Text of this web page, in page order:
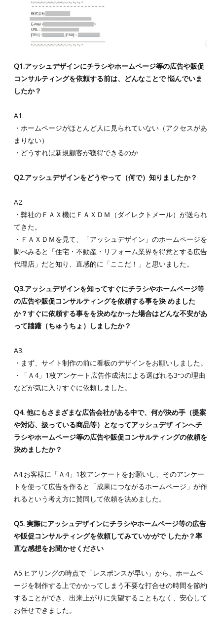
Q1.アッシュデザインにチラシやホームページ等の広告や販促
コンサルティングを依頼する前は、どんなことで 悩んでいま
したか？
A1.
・ホームページがほとんど人に見られていない（アクセスがあ
まりない）
・どうすれば新規顧客が獲得できるのか
Q2.アッシュデザインをどうやって（何で）知りましたか？
A2.
・弊社のＦＡＸ機にＦＡＸＤＭ（ダイレクトメール）が送られ
てきた。
・ＦＡＸＤＭを見て、「アッシュデザイン」のホームページを
調べみると「住宅・不動産・リフォーム業界を得意とする広告
代理店」だと知り、直感的に「ここだ！」と思いました。
Q3.アッシュデザインを知ってすぐにチラシやホームページ等
の広告や販促コンサルティングを依頼する事を決 めました
か？すぐに依頼する事をを決めなかった場合はどんな不安があ
って躊躇（ちゅうちょ）しましたか？
A3.
・まず、サイト制作の前に看板のデザインをお願いしました。
・「Ａ4」1枚アンケート広告作成法による選ばれる3つの理由
などが気に入りすぐに依頼しました。
Q4. 他にもさまざまな広告会社がある中で、何が決め手（提案
や対応、扱っている商品等）となってアッシュデザ インへチ
ラシやホームページ等の広告や販促コンサルティングの依頼を
決めましたか？
A4.お客様に「Ａ4」1枚アンケートをお願いし、そのアンケー
トを使って広告を作ると「成果につながるホームページ」が作
れるという考え方に賛同して依頼を決めました。
Q5. 実際にアッシュデザインにチラシやホームページ等の広告
や販促コンサルティングを依頼してみていかがで したか？率
直な感想をお聞かせください
A5.ヒアリングの時点で「レスポンスが早い」から、ホームペ
ージを制作する上でかかってしまう不要な打合せの時間を節約
することができ、出来上がりに失望することもなく、安心して
お任せできました。